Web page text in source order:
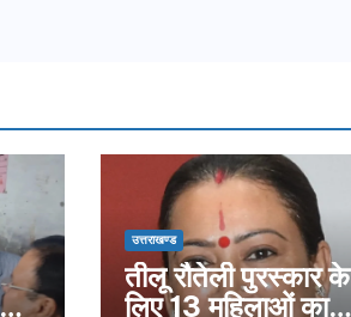
उत्तराखण्ड
तीलू रौतेली पुरस्कार के
लिए 13 महिलाओं का